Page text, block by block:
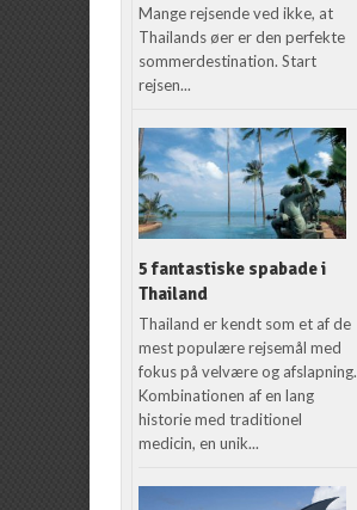
Mange rejsende ved ikke, at
Thailands øer er den perfekte
sommerdestination. Start
rejsen...
5 fantastiske spabade i
Thailand
Thailand er kendt som et af de
mest populære rejsemål med
fokus på velvære og afslapning.
Kombinationen af en lang
historie med traditionel
medicin, en unik...